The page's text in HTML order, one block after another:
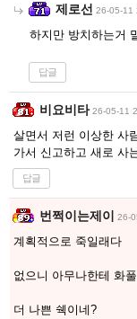
제로선 26-05-11
하지만 방치하는거
답글
비요비타 26-05-11
살면서 저런 이상한 사
가서 신고하고 새로 사
답글
번쩍이는제이 26-
계획적으로 죽일래다
없으니 아무나한테 화
더 나쁜 쉑이네?